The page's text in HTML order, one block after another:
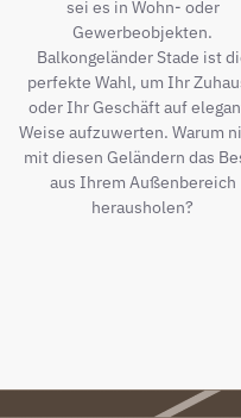
sei es in Wohn- oder
Gewerbeobjekten.
Balkongeländer Stade ist
perfekte Wahl, um Ihr
oder Ihr Geschäft auf
Weise aufzuwerten. Warum
mit diesen Geländern das
aus Ihrem Außenbereich
herausholen?